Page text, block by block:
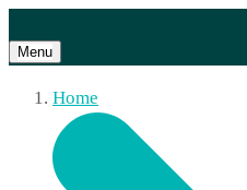
Menu
Home